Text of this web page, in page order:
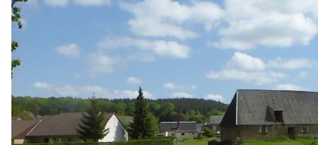
Aller
au
contenu